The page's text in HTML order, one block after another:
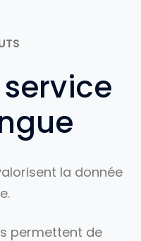
la donnée
permettent de